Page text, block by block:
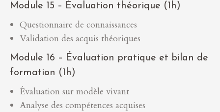
Module 15 – Évaluation théorique (1h)
Questionnaire de connaissances
Validation des acquis théoriques
Module 16 – Évaluation pratique et bilan de
formation (1h)
Évaluation sur modèle vivant
Analyse des compétences acquises